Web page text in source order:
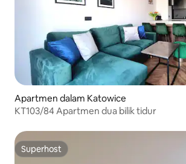
Apartmen dalam Katowice
KT103/84 Apartmen dua bilik tidur
Superhost
Superhost